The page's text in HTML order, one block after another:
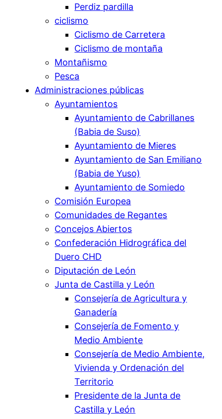
Perdiz pardilla
ciclismo
Ciclismo de Carretera
Ciclismo de montaña
Montañismo
Pesca
Administraciones públicas
Ayuntamientos
Ayuntamiento de Cabrillanes
(Babia de Suso)
Ayuntamiento de Mieres
Ayuntamiento de San Emiliano
(Babia de Yuso)
Ayuntamiento de Somiedo
Comisión Europea
Comunidades de Regantes
Concejos Abiertos
Confederación Hidrográfica del
Duero CHD
Diputación de León
Junta de Castilla y León
Consejería de Agricultura y
Ganadería
Consejería de Fomento y
Medio Ambiente
Consejería de Medio Ambiente,
Vivienda y Ordenación del
Territorio
Presidente de la Junta de
Castilla y León